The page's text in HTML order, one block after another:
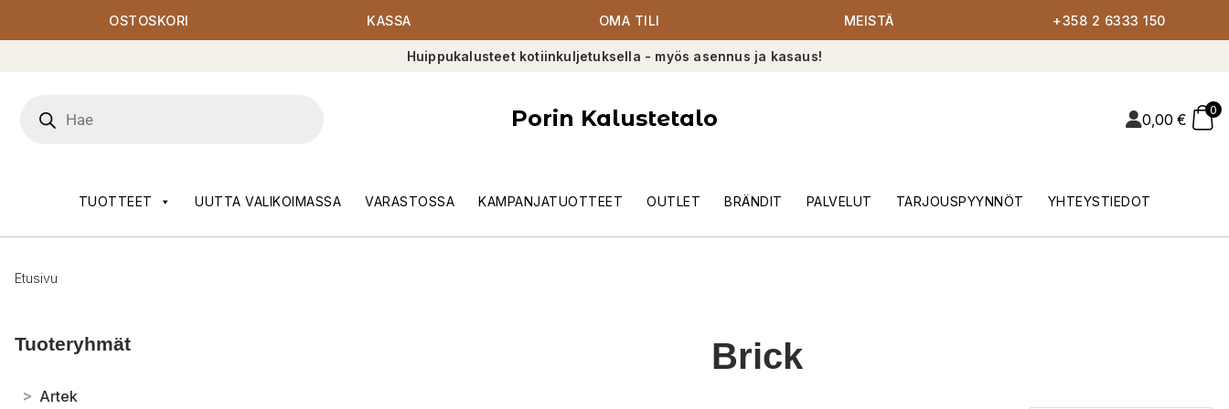
OSTOSKORI KASSA OMA TILI MEISTÄ +358 2 6333 150
Huippukalusteet kotiinkuljetuksella - myös asennus ja kasaus!
search
Porin Kalustetalo 0,00 €
0
TUOTTEET UUTTA VALIKOIMASSA VARASTOSSA KAMPANJATUOTTEET OUTLET BRÄNDIT PALVELUT TARJOUSPYYNNÖT YHTEYSTIEDOT
Etusivu
Tuoteryhmät
> Artek
Brick